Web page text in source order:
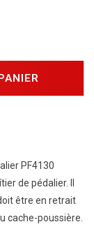
PF4130
de pédalier. Il
être en retrait
cache-poussière.